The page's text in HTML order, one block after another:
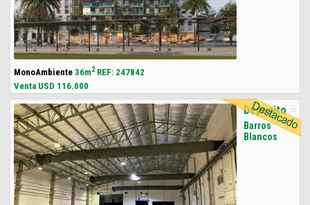
MonoAmbiente 36m2REF: 247842
Venta USD 116.000
Deposito
Barros
Blancos